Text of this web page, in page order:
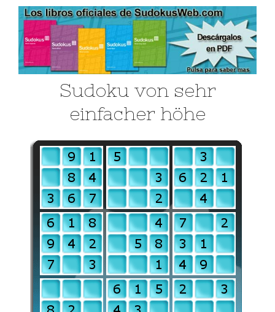
Sudoku von sehr
einfacher höhe